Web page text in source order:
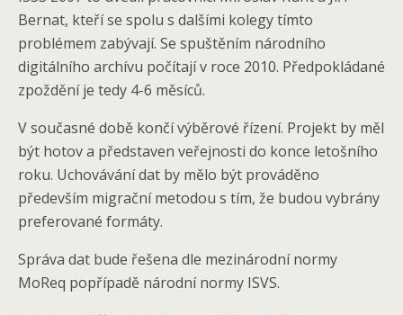
Bernat, kteří se spolu s dalšími kolegy tímto
problémem zabývají. Se spuštěním národního
digitálního archívu počítají v roce 2010. Předpokládané
zpoždění je tedy 4-6 měsíců.
V současné době končí výběrové řízení. Projekt by měl
být hotov a představen veřejnosti do konce letošního
roku. Uchovávání dat by mělo být prováděno
především migrační metodou s tím, že budou vybrány
preferované formáty.
Správa dat bude řešena dle mezinárodní normy
MoReq popřípadě národní normy ISVS.